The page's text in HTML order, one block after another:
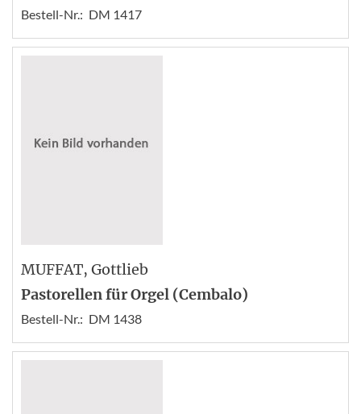
Bestell-Nr.: DM 1417
MUFFAT, Gottlieb
Pastorellen für Orgel (Cembalo)
Bestell-Nr.: DM 1438